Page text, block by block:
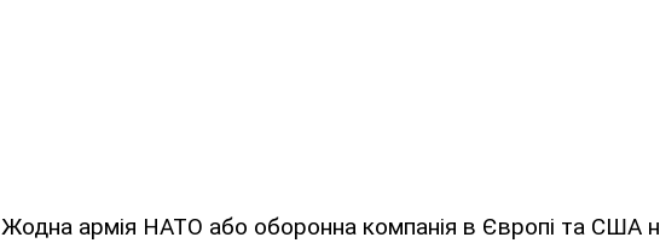
Жодна армія НАТО або оборонна компанія в Європі та США